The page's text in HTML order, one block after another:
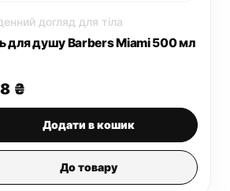
догляд для тіла
для душу Barbers Miami 500 мл
₴
Додати в кошик
До товару